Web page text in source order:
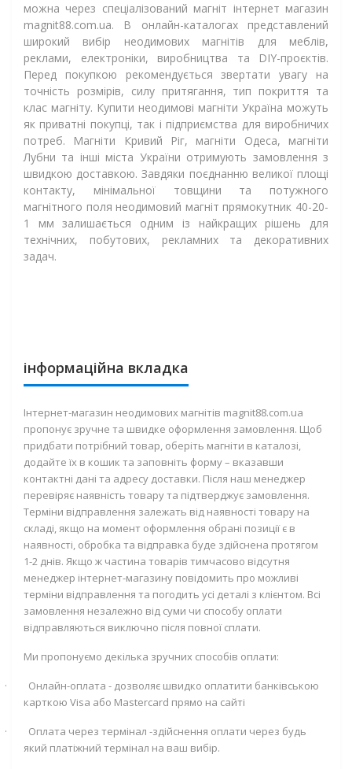
можна через спеціалізований магніт інтернет магазин
magnit88.com.ua. В онлайн-каталогах представлений
широкий вибір неодимових магнітів для меблів,
реклами, електроніки, виробництва та DIY-проєктів.
Перед покупкою рекомендується звертати увагу на
точність розмірів, силу притягання, тип покриття та
клас магніту. Купити неодимові магніти Україна можуть
як приватні покупці, так і підприємства для виробничих
потреб. Магніти Кривий Ріг, магніти Одеса, магніти
Лубни та інші міста України отримують замовлення з
швидкою доставкою. Завдяки поєднанню великої площі
контакту, мінімальної товщини та потужного
магнітного поля неодимовий магніт прямокутник 40-20-
1 мм залишається одним із найкращих рішень для
технічних, побутових, рекламних та декоративних
задач.
інформаційна вкладка
Інтернет-магазин неодимових магнітів magnit88.com.ua
пропонує зручне та швидке оформлення замовлення. Щоб
придбати потрібний товар, оберіть магніти в каталозі,
додайте їх в кошик та заповніть форму – вказавши
контактні дані та адресу доставки. Після наш менеджер
перевіряє наявність товару та підтверджує замовлення.
Терміни відправлення залежать від наявності товару на
складі, якщо на момент оформлення обрані позиції є в
наявності, обробка та відправка буде здійснена протягом
1-2 днів. Якщо ж частина товарів тимчасово відсутня
менеджер інтернет-магазину повідомить про можливі
терміни відправлення та погодить усі деталі з клієнтом. Всі
замовлення незалежно від суми чи способу оплати
відправляються виключно після повної сплати.
Ми пропонуємо декілька зручних способів оплати:
·
Онлайн-оплата - дозволяє швидко оплатити банківською
карткою Visa або Mastercard прямо на сайті
·
Оплата через термінал -здійснення оплати через будь
який платіжний термінал на ваш вибір.